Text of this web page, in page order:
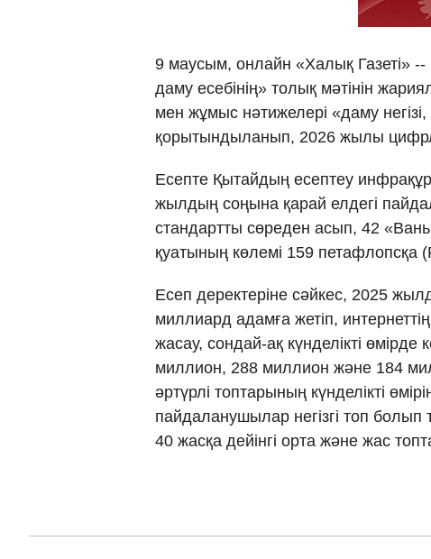
9 маусым, онлайн «Халық Газеті»
даму есебінің» толық мәтінін
мен жұмыс нәтижелері «даму
қорытындыланып, 2026 жылы
Есепте Қытайдың есептеу
жылдың соңына қарай елдегі
стандартты сөреден асып, 42
қуатының көлемі 159 петафлопсқа
Есеп деректеріне сәйкес, 2025
миллиард адамға жетіп,
жасау, сондай-ақ күнделікті
миллион, 288 миллион және 184
әртүрлі топтарының күнделікті
пайдаланушылар негізгі топ
40 жасқа дейінгі орта және жас